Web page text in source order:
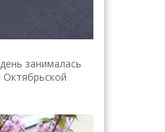
занималась
Октябрьской